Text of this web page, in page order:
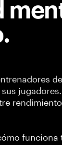
jugadores.
funciona